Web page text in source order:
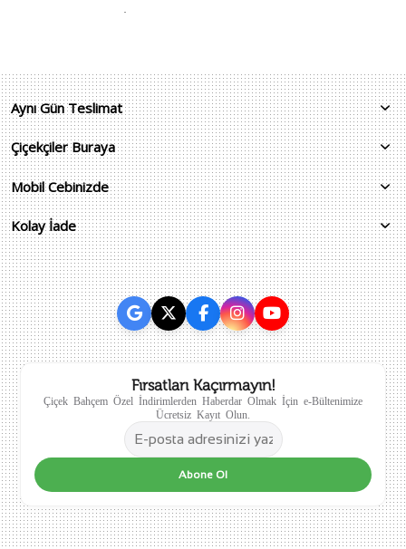
.
Aynı Gün Teslimat
Çiçekçiler Buraya
Mobil Cebinizde
Kolay İade
Fırsatları Kaçırmayın!
Çiçek Bahçem Özel İndirimlerden Haberdar Olmak İçin e-Bültenimize
Ücretsiz Kayıt Olun.
Abone Ol